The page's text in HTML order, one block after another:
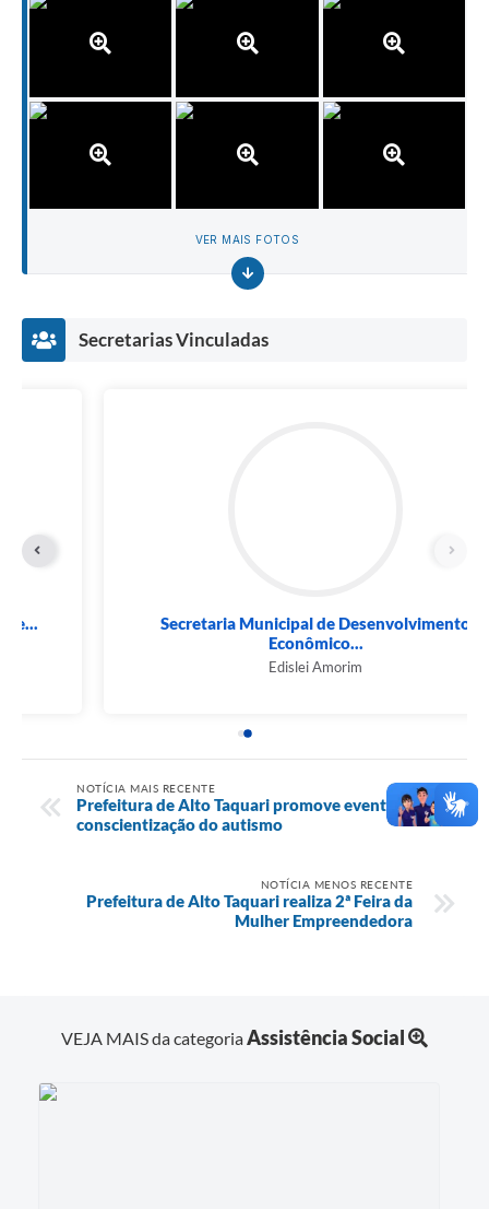
VER MAIS FOTOS
Secretarias Vinculadas
Secretaria Municipal de Desenvolvimento
Econômico...
Edislei Amorim
NOTÍCIA MAIS RECENTE
Prefeitura de Alto Taquari promove evento sobre
conscientização do autismo
NOTÍCIA MENOS RECENTE
Prefeitura de Alto Taquari realiza 2ª Feira da
Mulher Empreendedora
VEJA MAIS da categoriaAssistência Social